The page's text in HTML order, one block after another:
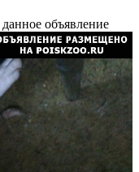
данное объявление